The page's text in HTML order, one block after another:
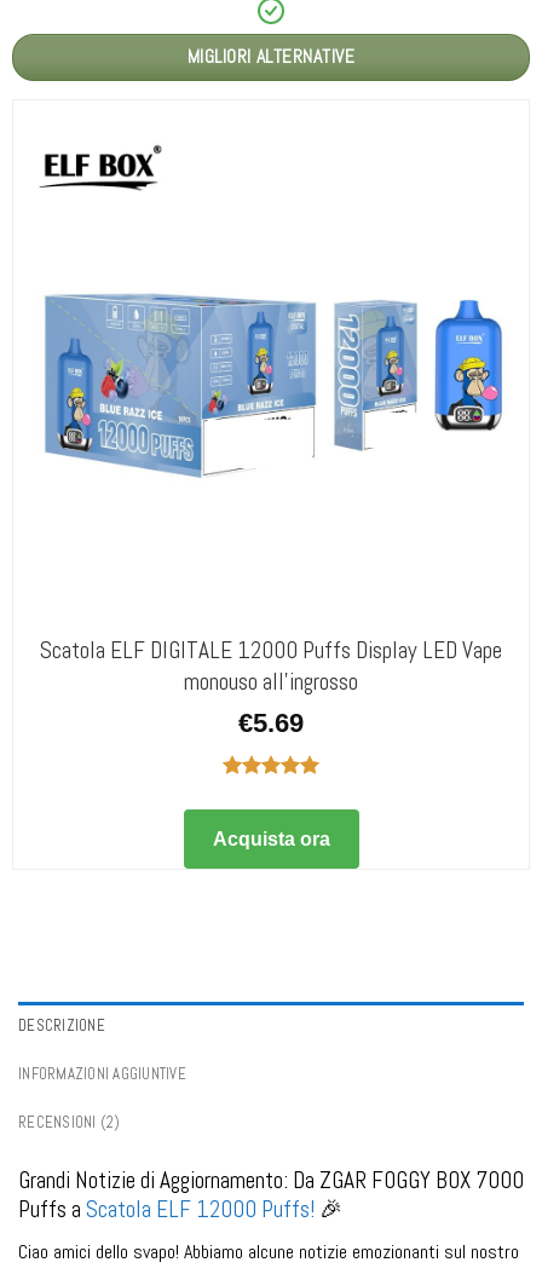
MIGLIORI ALTERNATIVE
Scatola ELF DIGITALE 12000 Puffs Display LED Vape
monouso all'ingrosso
€5.69
5.00su 5
Acquista ora
DESCRIZIONE
INFORMAZIONI AGGIUNTIVE
RECENSIONI (2)
Grandi Notizie di Aggiornamento: Da ZGAR FOGGY BOX 7000
Puffs a Scatola ELF 12000 Puffs! 🎉
Ciao amici dello svapo! Abbiamo alcune notizie emozionanti sul nostro